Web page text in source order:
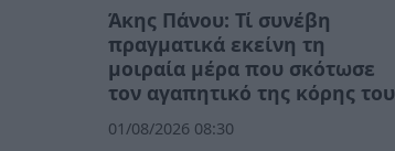
Άκης Πάνου: Τί συνέβη
πραγματικά εκείνη τη
μοιραία μέρα που σκότωσε
τον αγαπητικό της κόρης του
01/08/2026 08:30